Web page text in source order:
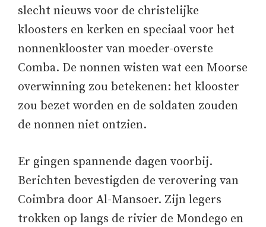
slecht nieuws voor de christelijke
kloosters en kerken en speciaal voor het
nonnenklooster van moeder-overste
Comba. De nonnen wisten wat een Moorse
overwinning zou betekenen: het klooster
zou bezet worden en de soldaten zouden
de nonnen niet ontzien.
Er gingen spannende dagen voorbij.
Berichten bevestigden de verovering van
Coimbra door Al-Mansoer. Zijn legers
trokken op langs de rivier de Mondego en